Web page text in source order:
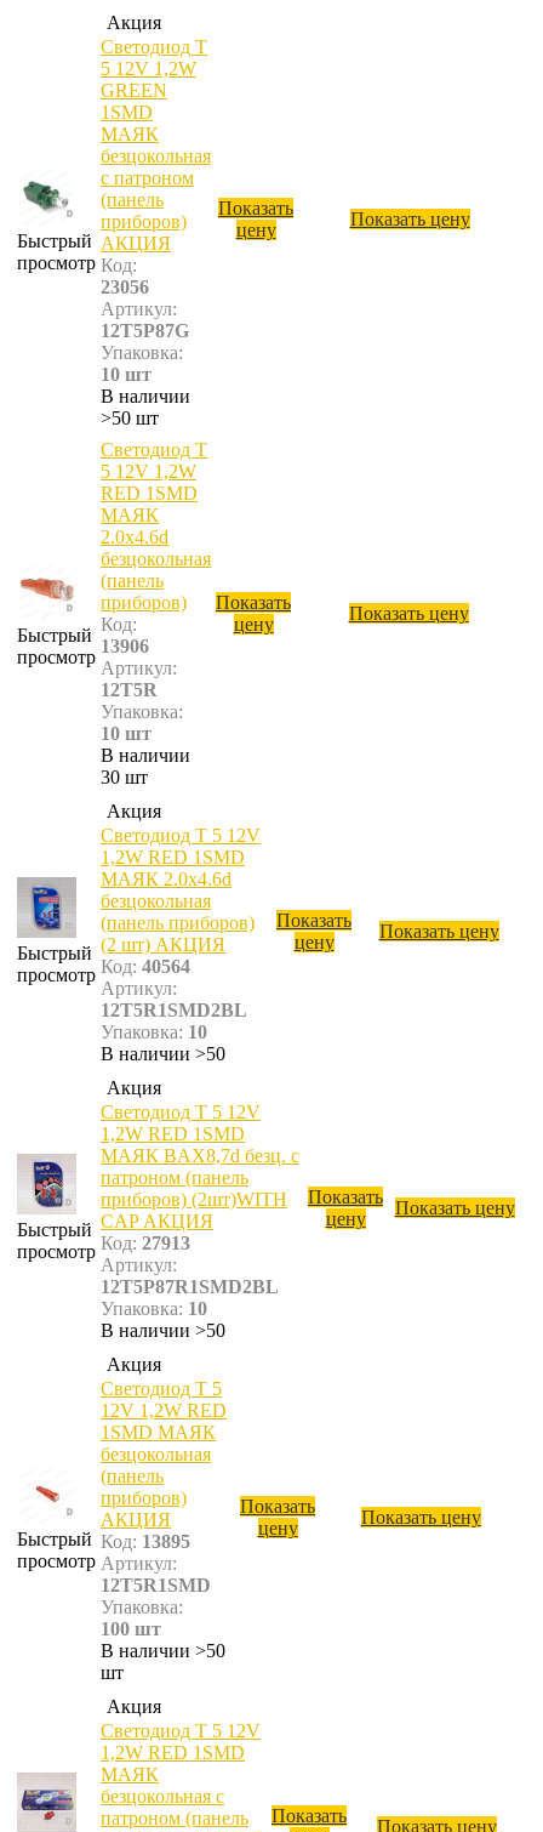
Быстрый
просмотр
Акция
Светодиод T
5 12V 1,2W
GREEN
1SMD
МАЯК
безцокольная
с патроном
(панель
приборов)
АКЦИЯ
Код:
23056
Артикул:
12T5P87G
Упаковка:
10 шт
В наличии
>50 шт
Показать
цену
Показать цену
Быстрый
просмотр
Светодиод T
5 12V 1,2W
RED 1SMD
МАЯК
2.0х4.6d
безцокольная
(панель
приборов)
Код:
13906
Артикул:
12T5R
Упаковка:
10 шт
В наличии
30 шт
Показать
цену
Показать цену
Быстрый
просмотр
Акция
Светодиод T 5 12V
1,2W RED 1SMD
МАЯК 2.0х4.6d
безцокольная
(панель приборов)
(2 шт) АКЦИЯ
Код: 40564
Артикул:
12T5R1SMD2BL
Упаковка: 10
В наличии >50
Показать
цену
Показать цену
Быстрый
просмотр
Акция
Светодиод T 5 12V
1,2W RED 1SMD
МАЯК BAX8,7d безц. с
патроном (панель
приборов) (2шт)WITH
CAP АКЦИЯ
Код: 27913
Артикул:
12T5P87R1SMD2BL
Упаковка: 10
В наличии >50
Показать
цену
Показать цену
Быстрый
просмотр
Акция
Светодиод T 5
12V 1,2W RED
1SMD МАЯК
безцокольная
(панель
приборов)
АКЦИЯ
Код: 13895
Артикул:
12T5R1SMD
Упаковка:
100 шт
В наличии >50
шт
Показать
цену
Показать цену
Акция
Светодиод T 5 12V
1,2W RED 1SMD
МАЯК
безцокольная с
патроном (панель
Показать
Показать цену